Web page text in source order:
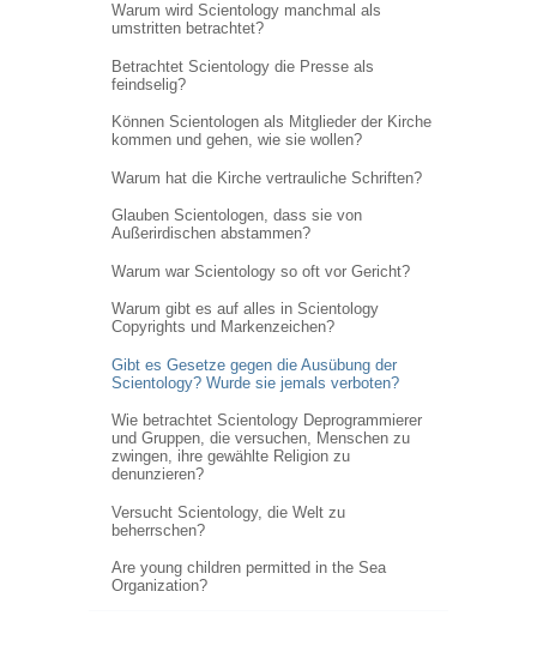
Warum wird Scientology manchmal als
umstritten betrachtet?
Betrachtet Scientology die Presse als
feindselig?
Können Scientologen als Mitglieder der Kirche
kommen und gehen, wie sie wollen?
Warum hat die Kirche vertrauliche Schriften?
Glauben Scientologen, dass sie von
Außerirdischen abstammen?
Warum war Scientology so oft vor Gericht?
Warum gibt es auf alles in Scientology
Copyrights und Markenzeichen?
Gibt es Gesetze gegen die Ausübung der
Scientology? Wurde sie jemals verboten?
Wie betrachtet Scientology Deprogrammierer
und Gruppen, die versuchen, Menschen zu
zwingen, ihre gewählte Religion zu
denunzieren?
Versucht Scientology, die Welt zu
beherrschen?
Are young children permitted in the Sea
Organization?